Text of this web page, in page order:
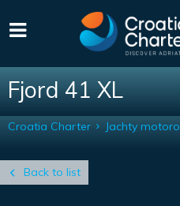
Fjord 41 XL
Back to list
Croatia Charter Jachty